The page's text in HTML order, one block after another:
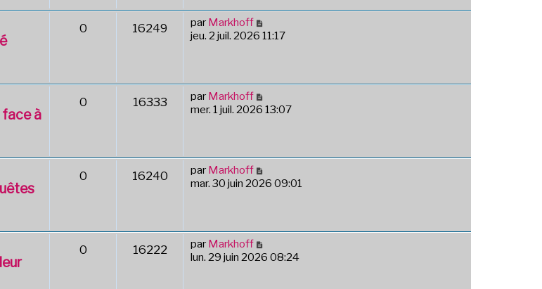
0 16249 par Markhoff
jeu. 2 juil. 2026 11:17
à
0 16333 par Markhoff
mer. 1 juil. 2026 13:07
0 16240 par Markhoff
mar. 30 juin 2026 09:01
0 16222 par Markhoff
lun. 29 juin 2026 08:24